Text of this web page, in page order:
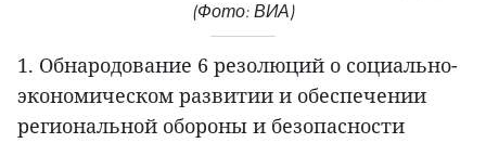
(Фото: ВИА)
1. Обнародование 6 резолюций о социально-
экономическом развитии и обеспечении
региональной обороны и безопасности